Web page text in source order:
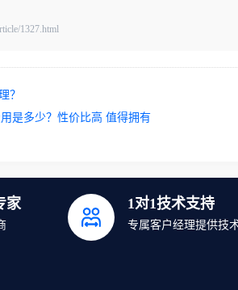
1327.html
？
是多少？性价比高 值得拥有
家 1对1技术支持
专属客户经理提供技